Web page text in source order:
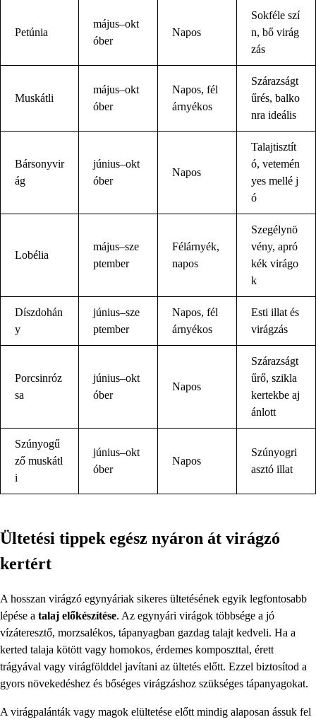
Petúnia
május–okt
óber
Napos
Sokféle szí
n, bő virág
zás
Muskátli
május–okt
óber
Napos, fél
árnyékos
Szárazságt
űrés, balko
nra ideális
Bársonyvir
ág
június–okt
óber
Napos
Talajtisztít
ó, vetemén
yes mellé j
ó
Lobélia
május–sze
ptember
Félárnyék,
napos
Szegélynö
vény, apró
kék virágo
k
Díszdohán
y
június–sze
ptember
Napos, fél
árnyékos
Esti illat és
virágzás
Porcsinróz
sa
június–okt
óber
Napos
Szárazságt
űrő, szikla
kertekbe aj
ánlott
Szúnyogű
ző muskátl
i
június–okt
óber
Napos
Szúnyogri
asztó illat
Ültetési tippek egész nyáron át virágzó
kertért
A hosszan virágzó egynyáriak sikeres ültetésének egyik legfontosabb
lépése a talaj előkészítése. Az egynyári virágok többsége a jó
vízáteresztő, morzsalékos, tápanyagban gazdag talajt kedveli. Ha a
kerted talaja kötött vagy homokos, érdemes komposzttal, érett
trágyával vagy virágfölddel javítani az ültetés előtt. Ezzel biztosítod a
gyors növekedéshez és bőséges virágzáshoz szükséges tápanyagokat.
A virágpalánták vagy magok elültetése előtt mindig alaposan ássuk fel